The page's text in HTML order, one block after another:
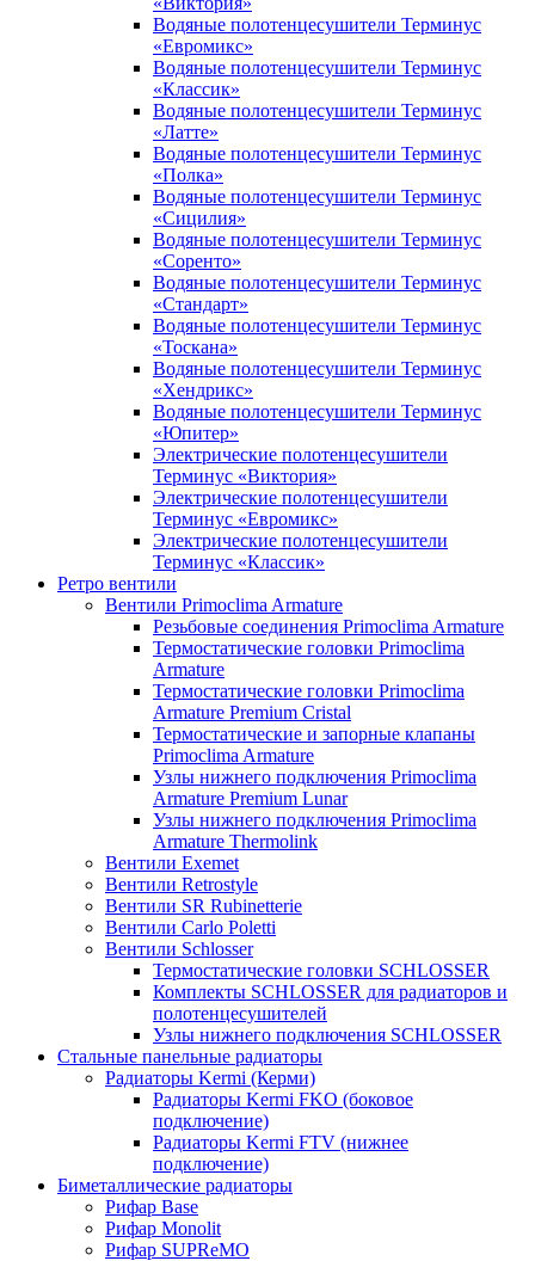
Водяные полотенцесушители Терминус
«Евромикс»
Водяные полотенцесушители Терминус
«Классик»
Водяные полотенцесушители Терминус
«Латте»
Водяные полотенцесушители Терминус
«Полка»
Водяные полотенцесушители Терминус
«Сицилия»
Водяные полотенцесушители Терминус
«Соренто»
Водяные полотенцесушители Терминус
«Стандарт»
Водяные полотенцесушители Терминус
«Тоскана»
Водяные полотенцесушители Терминус
«Хендрикс»
Водяные полотенцесушители Терминус
«Юпитер»
Электрические полотенцесушители
Терминус «Виктория»
Электрические полотенцесушители
Терминус «Евромикс»
Электрические полотенцесушители
Терминус «Классик»
Ретро вентили
Вентили Primoclima Armature
Резьбовые соединения Primoclima Armature
Термостатические головки Primoclima
Armature
Термостатические головки Primoclima
Armature Premium Cristal
Термостатические и запорные клапаны
Primoclima Armature
Узлы нижнего подключения Primoclima
Armature Premium Lunar
Узлы нижнего подключения Primoclima
Armature Thermolink
Вентили Exemet
Вентили Retrostyle
Вентили SR Rubinetterie
Вентили Carlo Poletti
Вентили Schlosser
Термостатические головки SCHLOSSER
Комплекты SCHLOSSER для радиаторов и
полотенцесушителей
Узлы нижнего подключения SCHLOSSER
Стальные панельные радиаторы
Радиаторы Kermi (Керми)
Радиаторы Kermi FKO (боковое
подключение)
Радиаторы Kermi FTV (нижнее
подключение)
Биметаллические радиаторы
Рифар Base
Рифар Monolit
Рифар SUPReMO